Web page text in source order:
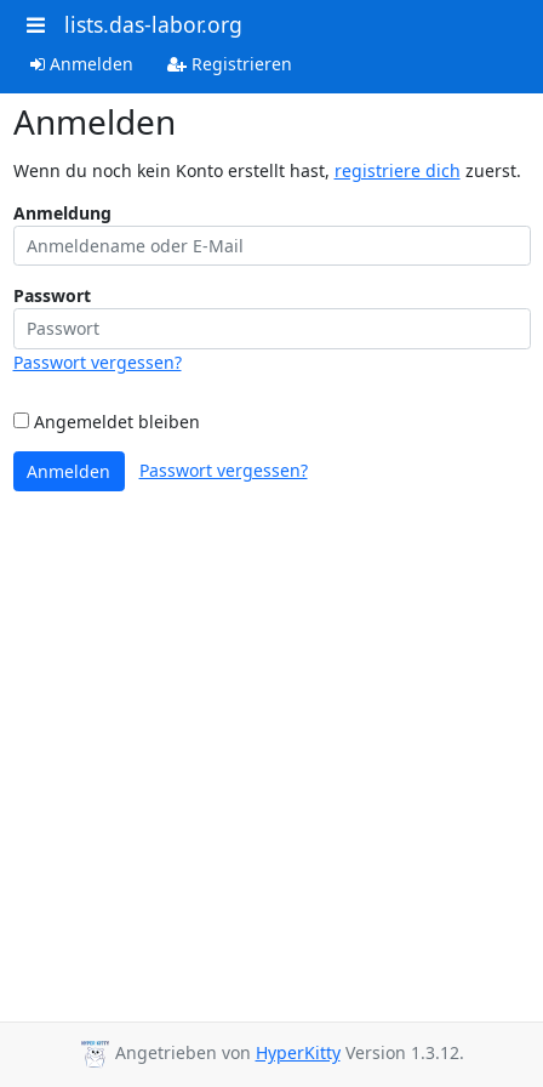
lists.das-labor.org
Anmelden Registrieren
Anmelden
Wenn du noch kein Konto erstellt hast, registriere dich zuerst.
Anmeldung
Passwort
Passwort vergessen?
Angemeldet bleiben
Anmelden Passwort vergessen?
Angetrieben von HyperKittyVersion 1.3.12.